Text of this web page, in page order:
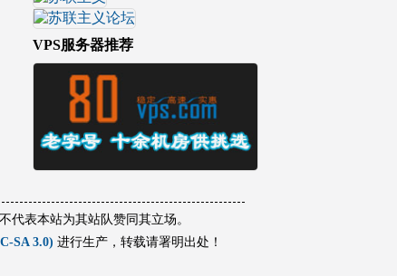
VPS服务器推荐
代表本站为其站队赞同其立场。
SA 3.0) 进行生产，转载请署明出处！